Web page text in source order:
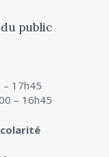
public
– 17h45
– 16h45